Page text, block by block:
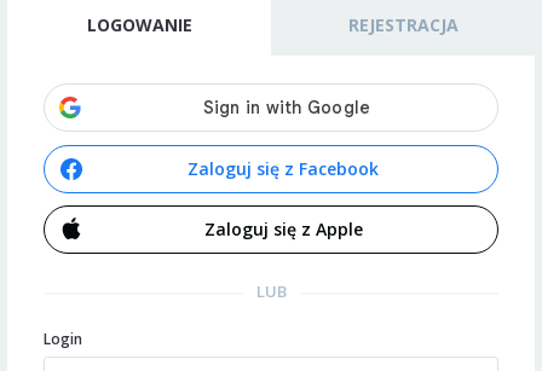
LOGOWANIE REJESTRACJA
Zaloguj się z Facebook
Zaloguj się z Apple
LUB
Login